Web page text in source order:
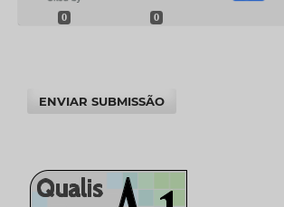
0 0
ENVIAR SUBMISSÃO